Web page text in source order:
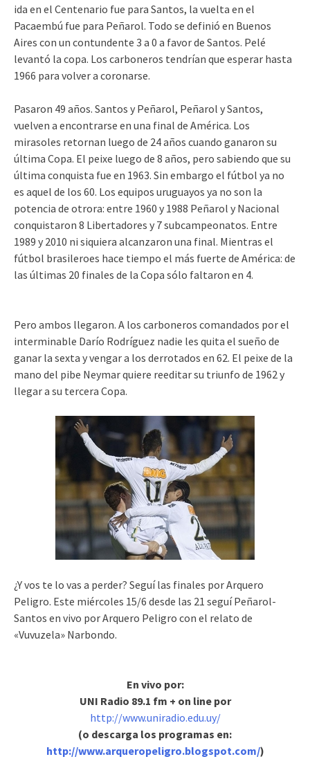
ida en el Centenario fue para Santos, la vuelta en el
Pacaembú fue para Peñarol. Todo se definió en Buenos
Aires con un contundente 3 a 0 a favor de Santos. Pelé
levantó la copa. Los carboneros tendrían que esperar hasta
1966 para volver a coronarse.
Pasaron 49 años. Santos y Peñarol, Peñarol y Santos,
vuelven a encontrarse en una final de América. Los
mirasoles retornan luego de 24 años cuando ganaron su
última Copa. El peixe luego de 8 años, pero sabiendo que su
última conquista fue en 1963. Sin embargo el fútbol ya no
es aquel de los 60. Los equipos uruguayos ya no son la
potencia de otrora: entre 1960 y 1988 Peñarol y Nacional
conquistaron 8 Libertadores y 7 subcampeonatos. Entre
1989 y 2010 ni siquiera alcanzaron una final. Mientras el
fútbol brasileroes hace tiempo el más fuerte de América: de
las últimas 20 finales de la Copa sólo faltaron en 4.
Pero ambos llegaron. A los carboneros comandados por el
interminable Darío Rodríguez nadie les quita el sueño de
ganar la sexta y vengar a los derrotados en 62. El peixe de la
mano del pibe Neymar quiere reeditar su triunfo de 1962 y
llegar a su tercera Copa.
¿Y vos te lo vas a perder? Seguí las finales por Arquero
Peligro. Este miércoles 15/6 desde las 21 seguí Peñarol-
Santos en vivo por Arquero Peligro con el relato de
«Vuvuzela» Narbondo.
En vivo por:
UNI Radio 89.1 fm + on line por
http://www.uniradio.edu.uy/
(o descarga los programas en:
http://www.arqueropeligro.blogspot.com/)